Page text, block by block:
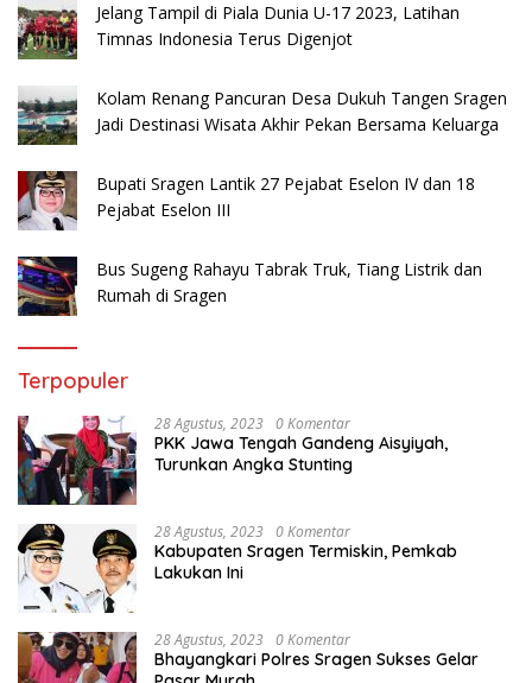
Jelang Tampil di Piala Dunia U-17 2023, Latihan
Timnas Indonesia Terus Digenjot
Kolam Renang Pancuran Desa Dukuh Tangen Sragen
Jadi Destinasi Wisata Akhir Pekan Bersama Keluarga
Bupati Sragen Lantik 27 Pejabat Eselon IV dan 18
Pejabat Eselon III
Bus Sugeng Rahayu Tabrak Truk, Tiang Listrik dan
Rumah di Sragen
Terpopuler
28 Agustus, 2023 0 Komentar
PKK Jawa Tengah Gandeng Aisyiyah,
Turunkan Angka Stunting
28 Agustus, 2023 0 Komentar
Kabupaten Sragen Termiskin, Pemkab
Lakukan Ini
28 Agustus, 2023 0 Komentar
Bhayangkari Polres Sragen Sukses Gelar